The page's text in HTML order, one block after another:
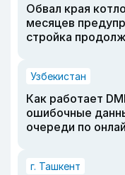
Обвал края
месяцев
стройка
Узбекистан
Как работает
ошибочные
очереди по
г. Ташкент